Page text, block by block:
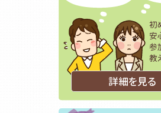
詳細を見る